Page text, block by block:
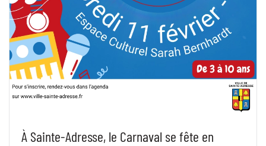
À Sainte-Adresse, le Carnaval se fête en